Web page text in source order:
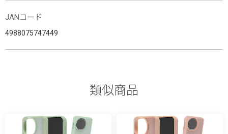
JANコード
4988075747449
類似商品